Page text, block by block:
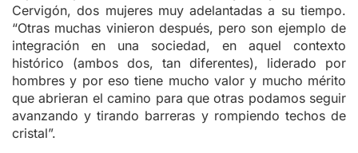
Cervigón, dos mujeres muy adelantadas a su tiempo.
“Otras muchas vinieron después, pero son ejemplo de
integración en una sociedad, en aquel contexto
histórico (ambos dos, tan diferentes), liderado por
hombres y por eso tiene mucho valor y mucho mérito
que abrieran el camino para que otras podamos seguir
avanzando y tirando barreras y rompiendo techos de
cristal”.